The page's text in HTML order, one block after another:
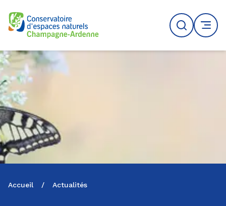
Logo du CENCA
Recherche
MENU
Accueil / Actualités